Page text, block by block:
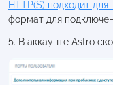
HTTP(S) подходит для
формат для
5. В аккаунте Astro